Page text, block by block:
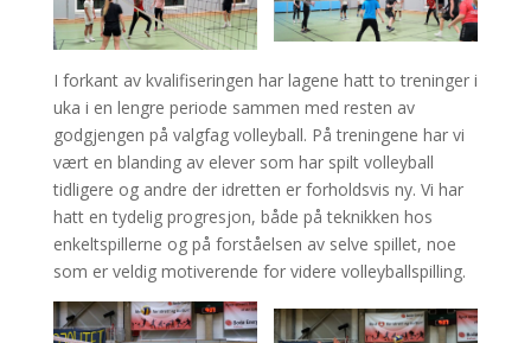
I forkant av kvalifiseringen har lagene hatt to treninger i
uka i en lengre periode sammen med resten av
godgjengen på valgfag volleyball. På treningene har vi
vært en blanding av elever som har spilt volleyball
tidligere og andre der idretten er forholdsvis ny. Vi har
hatt en tydelig progresjon, både på teknikken hos
enkeltspillerne og på forståelsen av selve spillet, noe
som er veldig motiverende for videre volleyballspilling.